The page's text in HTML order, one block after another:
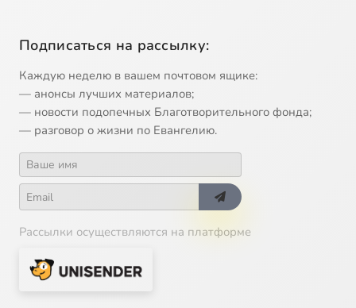
Подписаться на рассылку:
Каждую неделю в вашем почтовом ящике:
— анонсы лучших материалов;
— новости подопечных Благотворительного фонда;
— разговор о жизни по Евангелию.
Рассылки осуществляются на платформе